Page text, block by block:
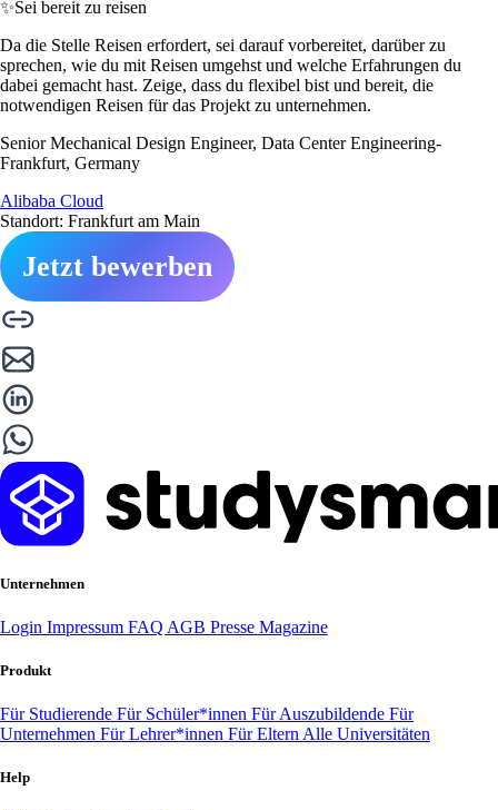
✨Sei bereit zu reisen
Da die Stelle Reisen erfordert, sei darauf vorbereitet, darüber zu
sprechen, wie du mit Reisen umgehst und welche Erfahrungen du
dabei gemacht hast. Zeige, dass du flexibel bist und bereit, die
notwendigen Reisen für das Projekt zu unternehmen.
Senior Mechanical Design Engineer, Data Center Engineering-
Frankfurt, Germany
Alibaba Cloud
Standort: Frankfurt am Main
Jetzt bewerben
Unternehmen
Login Impressum FAQ AGB Presse Magazine
Produkt
Für Studierende Für Schüler*innen Für Auszubildende Für
Unternehmen Für Lehrer*innen Für Eltern Alle Universitäten
Help